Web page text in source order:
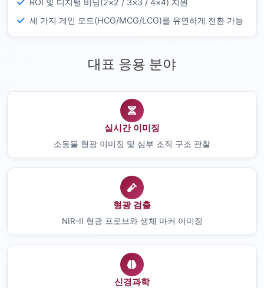
세 가지 게인 모드(HCG/MCG/LCG)를 유연하게 전환 가능
대표 응용 분야
실시간 이미징
소동물 형광 이미징 및 심부 조직 구조 관찰
형광 검출
NIR-II 형광 프로브와 생체 마커 이미징
신경과학